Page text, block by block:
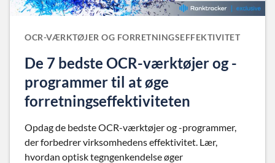
OCR-VÆRKTØJER OG FORRETNINGSEFFEKTIVITET
De 7 bedste OCR-værktøjer og -
programmer til at øge
forretningseffektiviteten
Opdag de bedste OCR-værktøjer og -programmer,
der forbedrer virksomhedens effektivitet. Lær,
hvordan optisk tegngenkendelse øger